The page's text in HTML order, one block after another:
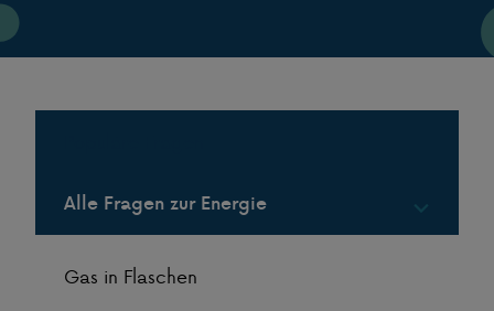
Alle Fragen zur Energie
Gas in Flaschen